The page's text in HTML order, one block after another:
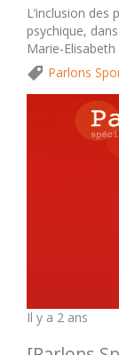
L’inclusion
psychique,
Marie-Elisabeth
Parlons
Il y a 2 ans